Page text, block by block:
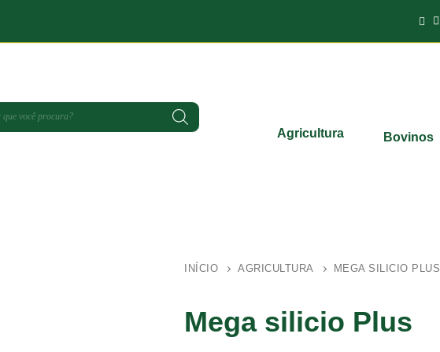
Agricultura Bovinos
INÍCIO AGRICULTURA MEGA SILICIO PLUS
Mega silicio Plus